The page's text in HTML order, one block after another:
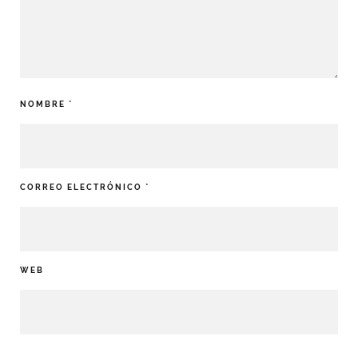
NOMBRE *
CORREO ELECTRÓNICO *
WEB